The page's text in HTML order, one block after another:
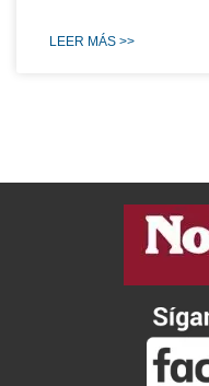
LEER MÁS >>